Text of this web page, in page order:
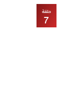
حلقة
7